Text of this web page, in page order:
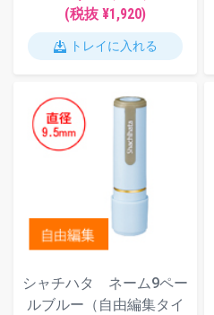
(税抜 ¥1,920)
トレイに入れる
シャチハタ ネーム9ペー
ルブルー（自由編集タイ